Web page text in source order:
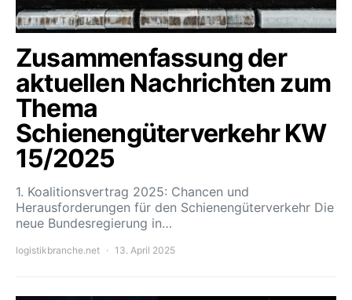
Zusammenfassung der
aktuellen Nachrichten zum
Thema
Schienengüterverkehr KW
15/2025
1. Koalitionsvertrag 2025: Chancen und
Herausforderungen für den Schienengüterverkehr Die
neue Bundesregierung in…
logistikbranche.net 13. April 2025